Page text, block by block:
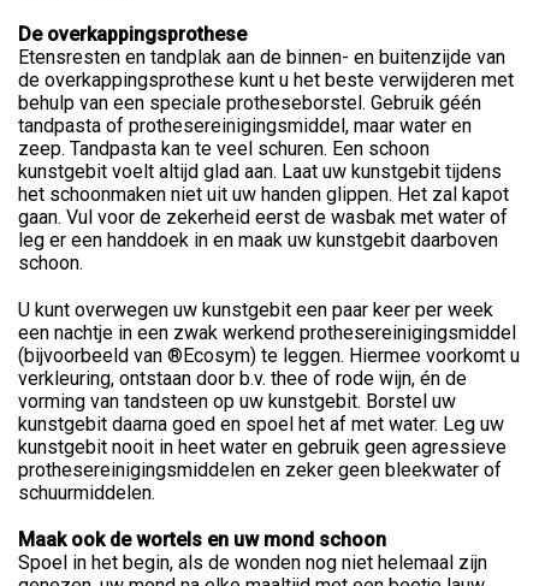
De overkappingsprothese
Etensresten en tandplak aan de binnen- en buitenzijde van
de overkappingsprothese kunt u het beste verwijderen met
behulp van een speciale protheseborstel. Gebruik géén
tandpasta of prothesereinigingsmiddel, maar water en
zeep. Tandpasta kan te veel schuren. Een schoon
kunstgebit voelt altijd glad aan. Laat uw kunstgebit tijdens
het schoonmaken niet uit uw handen glippen. Het zal kapot
gaan. Vul voor de zekerheid eerst de wasbak met water of
leg er een handdoek in en maak uw kunstgebit daarboven
schoon.
U kunt overwegen uw kunstgebit een paar keer per week
een nachtje in een zwak werkend prothesereinigingsmiddel
(bijvoorbeeld van ®Ecosym) te leggen. Hiermee voorkomt u
verkleuring, ontstaan door b.v. thee of rode wijn, én de
vorming van tandsteen op uw kunstgebit. Borstel uw
kunstgebit daarna goed en spoel het af met water. Leg uw
kunstgebit nooit in heet water en gebruik geen agressieve
prothesereinigingsmiddelen en zeker geen bleekwater of
schuurmiddelen.
Maak ook de wortels en uw mond schoon
Spoel in het begin, als de wonden nog niet helemaal zijn